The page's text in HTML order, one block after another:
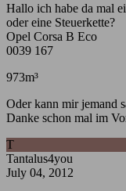
Hallo ich habe da mal
oder eine Steuerkette?
Opel Corsa B Eco
0039 167
973m³
Oder kann mir jemand
Danke schon mal im
T
Tantalus4you
July 04, 2012